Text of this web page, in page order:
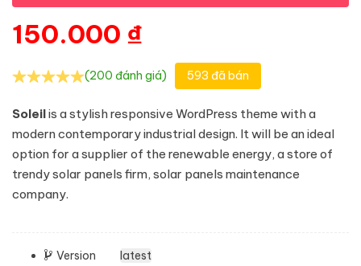
150.000 ₫
(200 đánh giá) 593 đã bán
Soleilis a stylish responsive WordPress theme with a
modern contemporary industrial design. It will be an ideal
option for a supplier of the renewable energy, a store of
trendy solar panels firm, solar panels maintenance
company.
Version latest